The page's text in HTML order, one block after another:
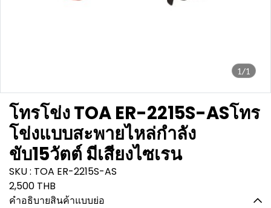
1/1
โทรโข่ง TOA ER-2215S-ASโทร
โข่งแบบสะพายไหล่กำลัง
ขับ15วัตต์ มีเสียงไซเรน
SKU : TOA ER-2215S-AS
2,500 THB
คำอธิบายสินค้าแบบย่อ